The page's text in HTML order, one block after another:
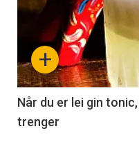
+
Når du er lei gin
trenger